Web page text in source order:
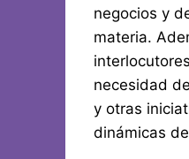
negocios y
materia.
necesidad
y otras
dinámicas